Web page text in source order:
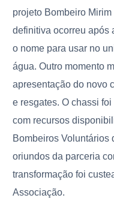
projeto Bombeiro
definitiva ocorreu após
o nome para usar no
água. Outro momento
apresentação do novo
e resgates. O chassi
com recursos
Bombeiros Voluntários
oriundos da parceria
transformação foi
Associação.